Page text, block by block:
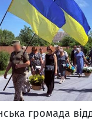
громада